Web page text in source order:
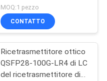
QSFP28 Transceiver
MOQ:1 pezzo
CONTATTO
Ricetrasmettitore ottico
QSFP28-100G-LR4 di LC
del ricetrasmettitore di